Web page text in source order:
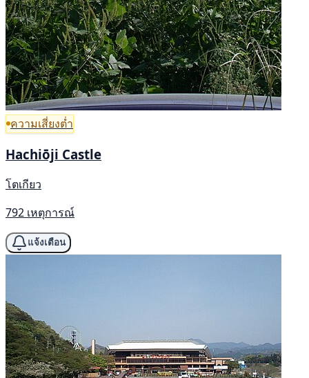
ความเสี่ยงต่ำ
Hachiōji Castle
โตเกียว
792 เหตุการณ์
แจ้งเตือน